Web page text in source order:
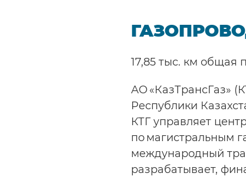
17,85 тыс. км общая
АО «КазТрансГаз»
Республики
КТГ управляет
по магистральным
международный
разрабатывает,